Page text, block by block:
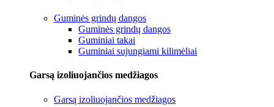
Guminės grindų dangos
Guminės grindų dangos
Guminiai takai
Guminiai sujungiami kilimėliai
Garsą izoliuojančios medžiagos
Garsą izoliuojančios medžiagos